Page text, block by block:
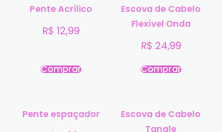
Pente Acrílico
R$ 12,99
Comprar
Escova de Cabelo
Flexível Onda
R$ 24,99
Comprar
Pente espaçador
Escova de Cabelo
Tangle